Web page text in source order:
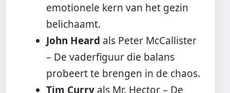
emotionele kern van het gezin
belichaamt.
John Heard als Peter McCallister
– De vaderfiguur die balans
probeert te brengen in de chaos.
Tim Curry als Mr. Hector – De